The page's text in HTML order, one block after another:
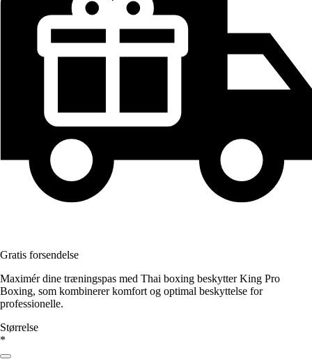
Gratis forsendelse
Maximér dine træningspas med Thai boxing beskytter King Pro
Boxing, som kombinerer komfort og optimal beskyttelse for
professionelle.
Størrelse
*